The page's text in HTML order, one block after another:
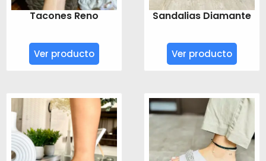
Tacones Reno
Ver producto
Sandalias Diamante
Ver producto